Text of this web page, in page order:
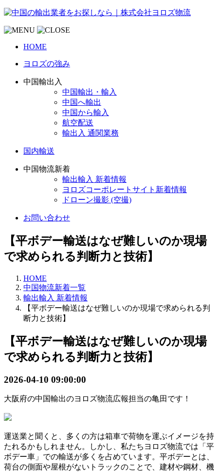
HOME
ヨロズの強み
中国輸出入
中国輸出・輸入
中国へ輸出
中国から輸入
航空配送
輸出入 通関業務
国内輸送
中国物流新着
輸出輸入 新着情報
ヨロズコーポレートサイト新着情報
ドローン撮影 (空撮)
お問い合わせ
【平ボデー輸送はなぜ難しいのか現場
で求められる判断力と技術】
HOME
中国物流新着一覧
輸出輸入 新着情報
【平ボデー輸送はなぜ難しいのか現場で求められる判
断力と技術】
【平ボデー輸送はなぜ難しいのか現場
で求められる判断力と技術】
2026-04-10 09:00:00
大阪府の中国輸出のヨロズ物流広報担当の亀田です！
運送業と聞くと、多くの方は箱車で荷物を運ぶイメージを持
たれるかもしれません。しかし、私たちヨロズ物流では「平
ボデー車」での輸送が多くを占めています。平ボデーとは、
荷台の側面や屋根がないトラックのことで、建材や鋼材、機